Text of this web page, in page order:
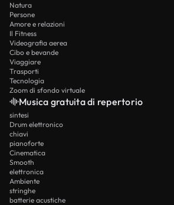
Natura
Persone
Amore e relazioni
Il Fitness
Videografia aerea
Cibo e bevande
Viaggiare
Trasporti
Tecnologia
Zoom di sfondo virtuale
Musica gratuita di repertorio
sintesi
Drum elettronico
chiavi
pianoforte
Cinematica
Smooth
elettronica
Ambiente
stringhe
batterie acustiche